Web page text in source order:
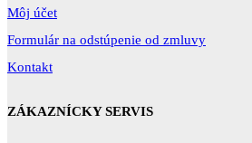
Môj účet
Formulár na odstúpenie od zmluvy
Kontakt
ZÁKAZNÍCKY SERVIS